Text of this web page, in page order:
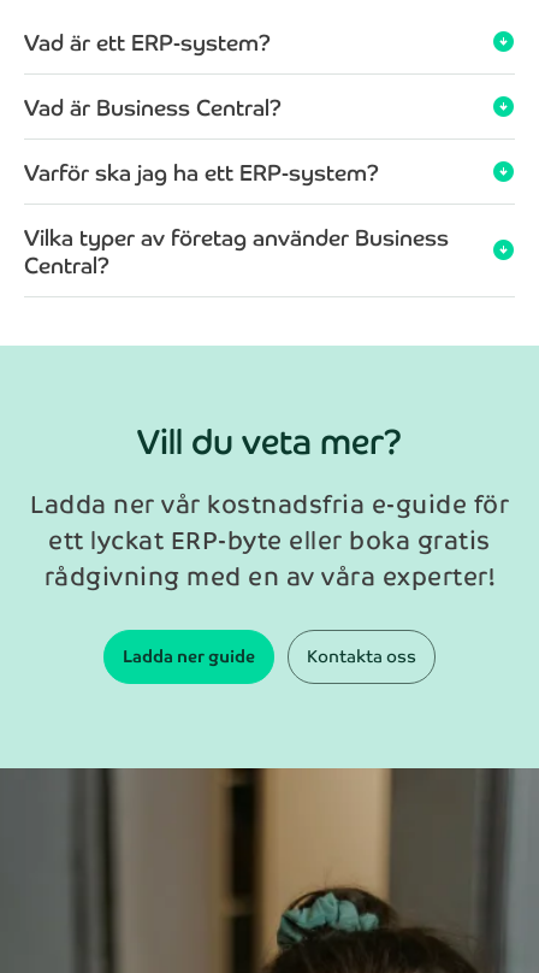
Vad är ett ERP-system? arrow_circle_down
Vad är Business Central? arrow_circle_down
Varför ska jag ha ett ERP-system? arrow_circle_down
Vilka typer av företag använder Business
Central? arrow_circle_down
Vill du veta mer?
Ladda ner vår kostnadsfria e-guide för
ett lyckat ERP-byte eller boka gratis
rådgivning med en av våra experter!
Ladda ner guide Kontakta oss